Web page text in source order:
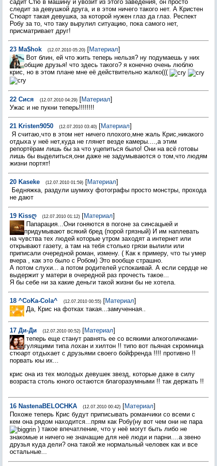
садит Стю в машину и увозит из этого заведения, он просто
следит за девушкой друга, и в этом ничего такого нет. А Кристен
Стюарт такая девушка, за которой нужен глаз да глаз. Респект
Робу за то, что таку вырулил ситуацию, пока самого нет,
присматривает друг!
23 Ma$hok (12.07.2010 05:20) [Материал]
Вот блин, ей что жить теперь нельзя? ну подумаешь у них
общие друзья! что здесь такого? я конечно очень люблю
крис, но в этом плане мне её действительно жалко(((
22 Сися (12.07.2010 04:29) [Материал]
Ужас и не пукни теперь!!!!!!!!
21 Kristen9050 (12.07.2010 03:40) [Материал]
Я считаю,что в этом нет ничего плохого,мне жаль Крис,никакого
отдыха у неё нет,куда не глянет везде камеры....,а этим
репортёрам лишь бы за что уцепиться было! Они на всё готовы
лишь бы выделиться,они даже не задумываются о том,что людям
жизни портят!
20 Kaseke (12.07.2010 01:59) [Материал]
Бедняжка, раздули шумиху фотографы просто монстры, прохода
не дают
19 Kissღ (12.07.2010 01:12) [Материал]
Папарация...Они гоняются в погоне за синсацыей и
придумывают всякий бред (порой грязный) И им наплевать
на чувства тех людей которые утром заходят а интернет или
открывают газету, а там на тебя столько грязи вылили или
приписали очередной роман, измену. ( Как к примеру, что ты умер
вчера , как это было с Робом) Это вообще страшно.
А потом слухи... а потом родителей успокаивай. А если сердце не
выдержит у матери в очередной раз прочесть такое...
Я бы себе ни за какие деньги такой жизни бы не хотела.
18 ^CoKa-Cola^ (12.07.2010 00:55) [Материал]
Да, Крис на фотках такая...замученная..
17 Ди-Ди (12.07.2010 00:52) [Материал]
теперь еще станут равнять ее со всякими алкоголичками-
гулящими типа лохан и хилтон !! типо вот пьяная скромница
стюарт отдыхает с друзьями своего бойфренда !!!! противно !!
порвать юы их...
крис она из тех молодых девушек звезд, которые даже в силу
возраста столь юного остаются благоразумными !! так держать !!
16 NastenaBELOCHKA (12.07.2010 00:42) [Материал]
Похоже теперь Крис будут приписывать романчики со всеми с
кем она рядом находится...прям как Робу(ну вот чем они не пара
) такое впечатление, что у неё могут быть либо не
знакомые и ничего не значащие для неё люди и парни....а звено
друзья куда дели? она такой же нормальный человек как и все
остальные...